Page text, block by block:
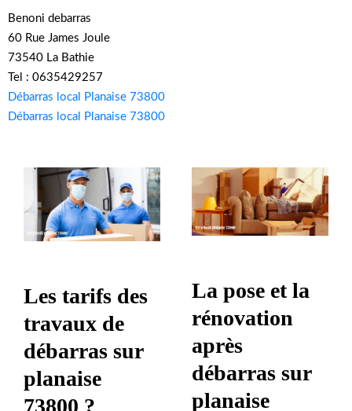
Benoni debarras
60 Rue James Joule
73540 La Bathie
Tel : 0635429257
Débarras local Planaise 73800
Débarras local Planaise 73800
Les tarifs des
travaux de
débarras sur
planaise
73800 ?
La pose et la
rénovation
après
débarras sur
planaise